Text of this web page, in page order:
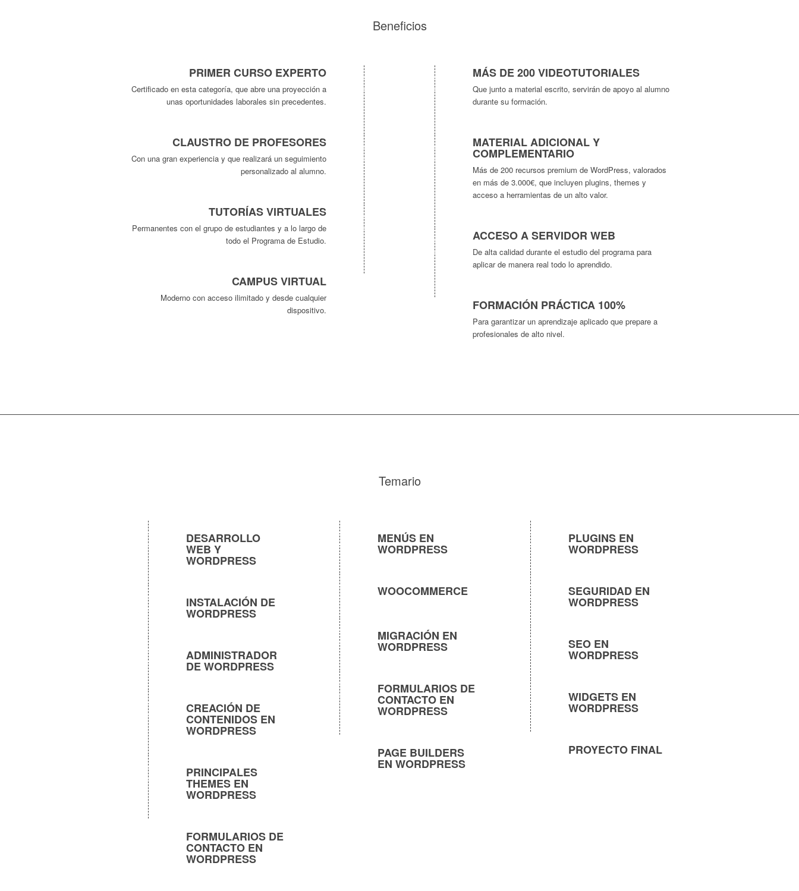
Beneficios
PRIMER CURSO EXPERTO
Certificado en esta categoría, que abre una proyección a
unas oportunidades laborales sin precedentes.
CLAUSTRO DE PROFESORES
Con una gran experiencia y que realizará un seguimiento
personalizado al alumno.
TUTORÍAS VIRTUALES
Permanentes con el grupo de estudiantes y a lo largo de
todo el Programa de Estudio.
CAMPUS VIRTUAL
Moderno con acceso ilimitado y desde cualquier
dispositivo.
MÁS DE 200 VIDEOTUTORIALES
Que junto a material escrito, servirán de apoyo al alumno
durante su formación.
MATERIAL ADICIONAL Y
COMPLEMENTARIO
Más de 200 recursos premium de WordPress, valorados
en más de 3.000€, que incluyen plugins, themes y
acceso a herramientas de un alto valor.
ACCESO A SERVIDOR WEB
De alta calidad durante el estudio del programa para
aplicar de manera real todo lo aprendido.
FORMACIÓN PRÁCTICA 100%
Para garantizar un aprendizaje aplicado que prepare a
profesionales de alto nivel.
Temario
DESARROLLO
WEB Y
WORDPRESS
INSTALACIÓN DE
WORDPRESS
ADMINISTRADOR
DE WORDPRESS
CREACIÓN DE
CONTENIDOS EN
WORDPRESS
PRINCIPALES
THEMES EN
WORDPRESS
FORMULARIOS DE
CONTACTO EN
WORDPRESS
MENÚS EN
WORDPRESS
WOOCOMMERCE
MIGRACIÓN EN
WORDPRESS
FORMULARIOS DE
CONTACTO EN
WORDPRESS
PAGE BUILDERS
EN WORDPRESS
PLUGINS EN
WORDPRESS
SEGURIDAD EN
WORDPRESS
SEO EN
WORDPRESS
WIDGETS EN
WORDPRESS
PROYECTO FINAL